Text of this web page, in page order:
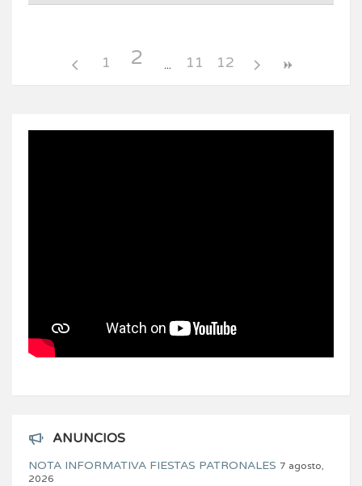
1 2 11 12
ANUNCIOS
NOTA INFORMATIVA FIESTAS PATRONALES 7 agosto,
2026